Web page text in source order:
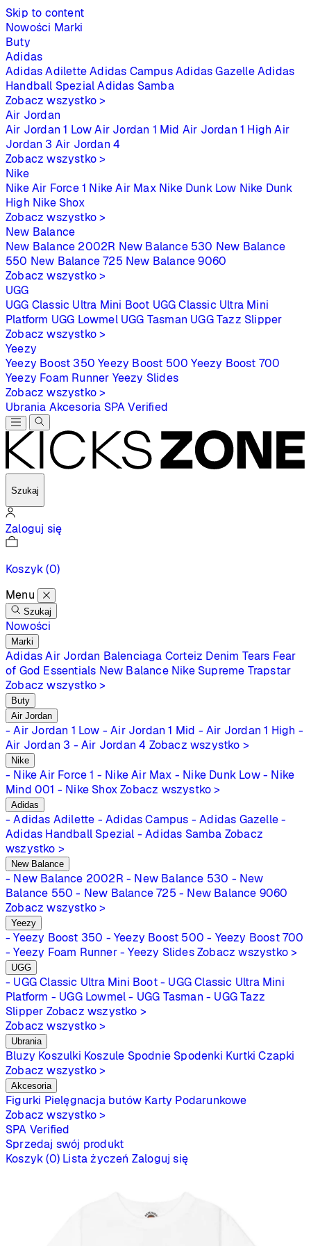
Skip to content
Nowości Marki
Buty
Adidas
Adidas Adilette Adidas Campus Adidas Gazelle Adidas
Handball Spezial Adidas Samba
Zobacz wszystko >
Air Jordan
Air Jordan 1 Low Air Jordan 1 Mid Air Jordan 1 High Air
Jordan 3 Air Jordan 4
Zobacz wszystko >
Nike
Nike Air Force 1 Nike Air Max Nike Dunk Low Nike Dunk
High Nike Shox
Zobacz wszystko >
New Balance
New Balance 2002R New Balance 530 New Balance
550 New Balance 725 New Balance 9060
Zobacz wszystko >
UGG
UGG Classic Ultra Mini Boot UGG Classic Ultra Mini
Platform UGG Lowmel UGG Tasman UGG Tazz Slipper
Zobacz wszystko >
Yeezy
Yeezy Boost 350 Yeezy Boost 500 Yeezy Boost 700
Yeezy Foam Runner Yeezy Slides
Zobacz wszystko >
Ubrania Akcesoria SPAVerified
Szukaj
Zaloguj się
Koszyk(0)
Menu
Szukaj
Nowości
Marki
Adidas Air Jordan Balenciaga Corteiz Denim Tears Fear
of God Essentials New Balance Nike Supreme Trapstar
Zobacz wszystko >
Buty
Air Jordan
- Air Jordan 1 Low - Air Jordan 1 Mid - Air Jordan 1 High -
Air Jordan 3 - Air Jordan 4 Zobacz wszystko >
Nike
- Nike Air Force 1 - Nike Air Max - Nike Dunk Low - Nike
Mind 001 - Nike Shox Zobacz wszystko >
Adidas
- Adidas Adilette - Adidas Campus - Adidas Gazelle -
Adidas Handball Spezial - Adidas Samba Zobacz
wszystko >
New Balance
- New Balance 2002R - New Balance 530 - New
Balance 550 - New Balance 725 - New Balance 9060
Zobacz wszystko >
Yeezy
- Yeezy Boost 350 - Yeezy Boost 500 - Yeezy Boost 700
- Yeezy Foam Runner - Yeezy Slides Zobacz wszystko >
UGG
- UGG Classic Ultra Mini Boot - UGG Classic Ultra Mini
Platform - UGG Lowmel - UGG Tasman - UGG Tazz
Slipper Zobacz wszystko >
Zobacz wszystko >
Ubrania
Bluzy Koszulki Koszule Spodnie Spodenki Kurtki Czapki
Zobacz wszystko >
Akcesoria
Figurki Pielęgnacja butów Karty Podarunkowe
Zobacz wszystko >
SPA Verified
Sprzedaj swój produkt
Koszyk (0) Lista życzeń Zaloguj się